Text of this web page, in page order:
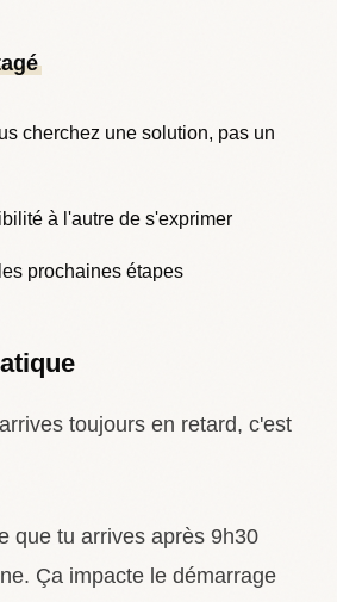
cherchez une solution, pas un
à l'autre de s'exprimer
prochaines étapes
toujours en retard, c'est
que tu arrives après 9h30
Ça impacte le démarrage